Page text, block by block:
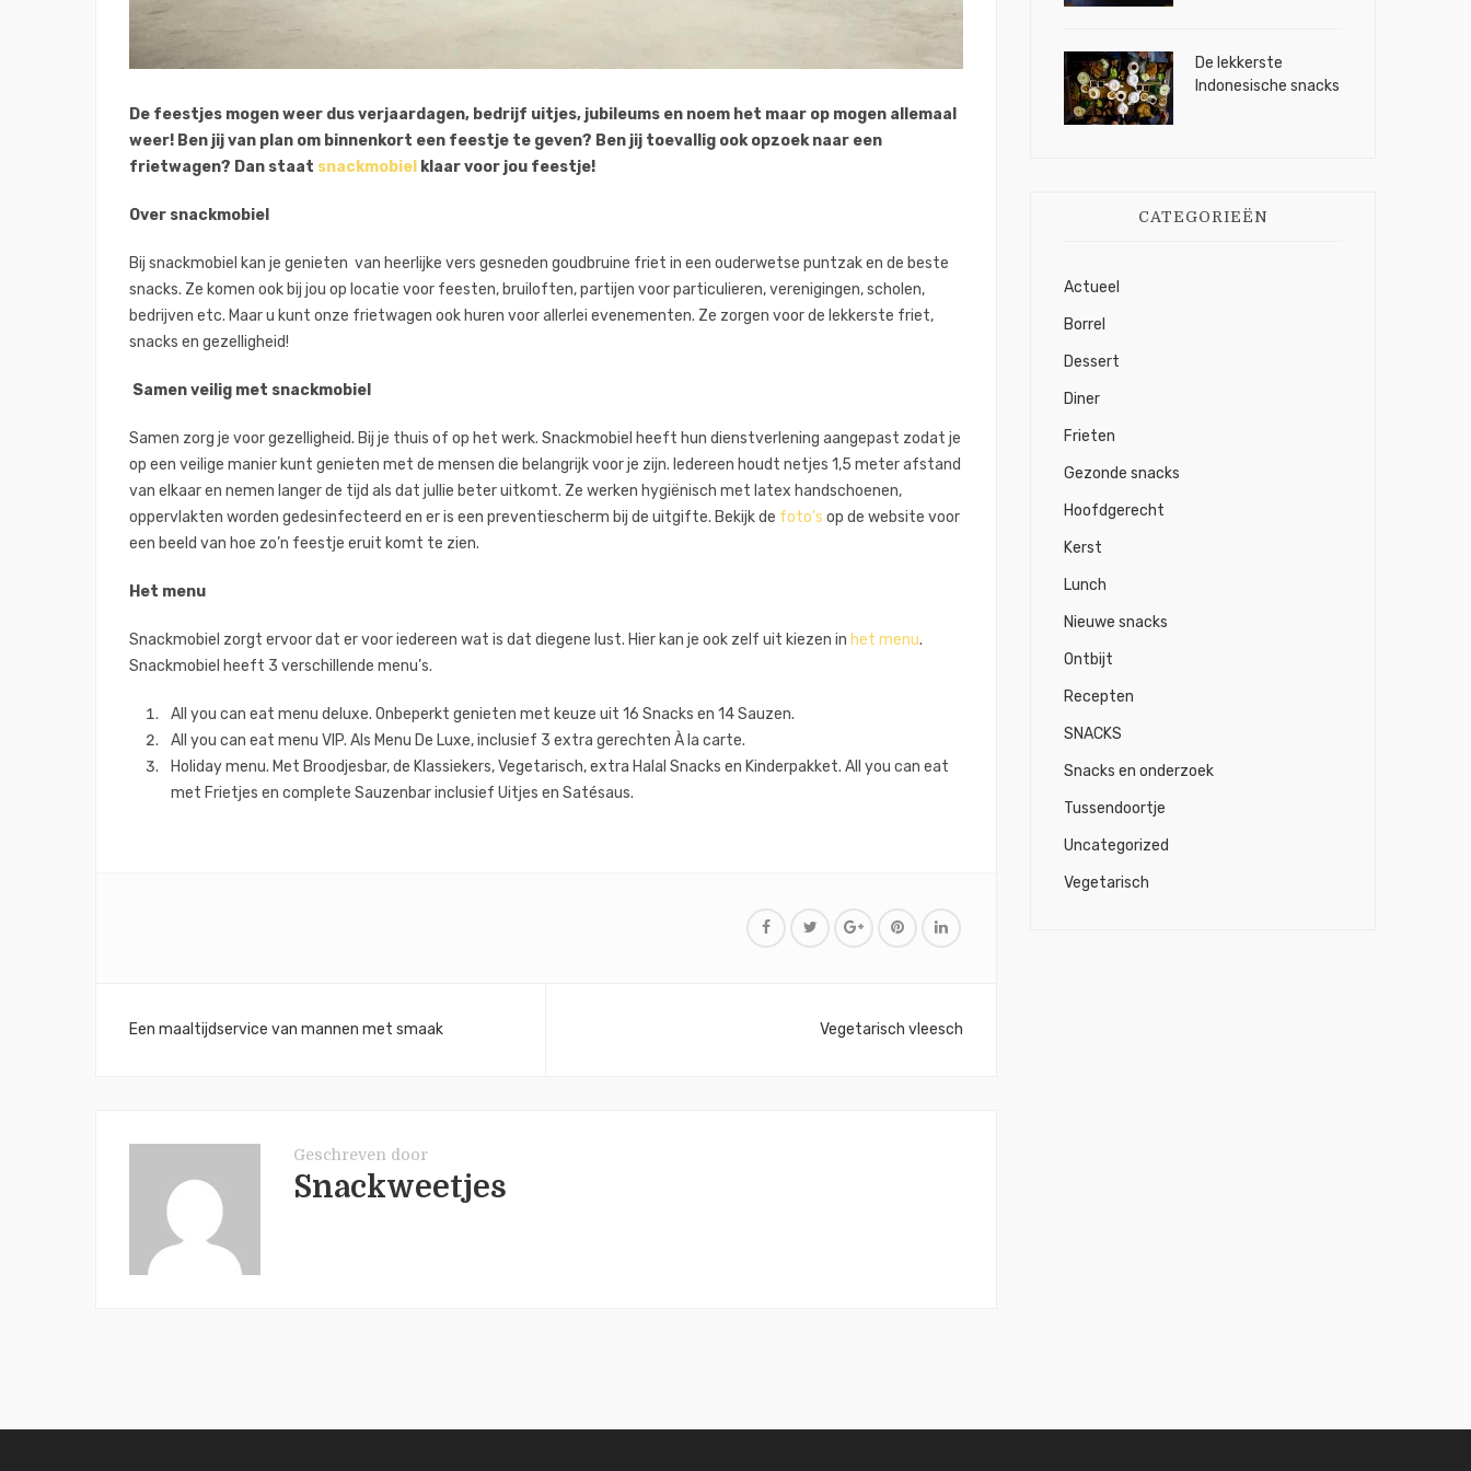
De feestjes mogen weer dus verjaardagen, bedrijf uitjes, jubileums en noem het maar op mogen allemaal
weer! Ben jij van plan om binnenkort een feestje te geven? Ben jij toevallig ook opzoek naar een
frietwagen? Dan staat snackmobiel klaar voor jou feestje!
Over snackmobiel
Bij snackmobiel kan je genieten van heerlijke vers gesneden goudbruine friet in een ouderwetse puntzak en de beste
snacks. Ze komen ook bij jou op locatie voor feesten, bruiloften, partijen voor particulieren, verenigingen, scholen,
bedrijven etc. Maar u kunt onze frietwagen ook huren voor allerlei evenementen. Ze zorgen voor de lekkerste friet,
snacks en gezelligheid!
Samen veilig met snackmobiel
Samen zorg je voor gezelligheid. Bij je thuis of op het werk. Snackmobiel heeft hun dienstverlening aangepast zodat je
op een veilige manier kunt genieten met de mensen die belangrijk voor je zijn. Iedereen houdt netjes 1,5 meter afstand
van elkaar en nemen langer de tijd als dat jullie beter uitkomt. Ze werken hygiënisch met latex handschoenen,
oppervlakten worden gedesinfecteerd en er is een preventiescherm bij de uitgifte. Bekijk de foto’s op de website voor
een beeld van hoe zo’n feestje eruit komt te zien.
Het menu
Snackmobiel zorgt ervoor dat er voor iedereen wat is dat diegene lust. Hier kan je ook zelf uit kiezen in het menu.
Snackmobiel heeft 3 verschillende menu’s.
All you can eat menu deluxe. Onbeperkt genieten met keuze uit 16 Snacks en 14 Sauzen.
All you can eat menu VIP. Als Menu De Luxe, inclusief 3 extra gerechten À la carte.
Holiday menu. Met Broodjesbar, de Klassiekers, Vegetarisch, extra Halal Snacks en Kinderpakket. All you can eat
met Frietjes en complete Sauzenbar inclusief Uitjes en Satésaus.
Een maaltijdservice van mannen met smaak Vegetarisch vleesch
Geschreven door
Snackweetjes
De lekkerste
Indonesische snacks
CATEGORIEËN
Actueel
Borrel
Dessert
Diner
Frieten
Gezonde snacks
Hoofdgerecht
Kerst
Lunch
Nieuwe snacks
Ontbijt
Recepten
SNACKS
Snacks en onderzoek
Tussendoortje
Uncategorized
Vegetarisch